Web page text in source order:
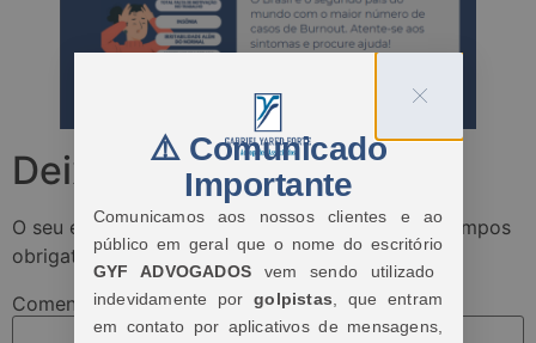
Deixe um comentário
O seu endereço de e-mail não será publicado. Campos
obrigatórios são marcados com*
Comentário*
⚠️ Comunicado
Importante
Comunicamos aos nossos clientes e ao
público em geral que o nome do escritório
GYF ADVOGADOS vem sendo utilizado
indevidamente por golpistas, que entram
em contato por aplicativos de mensagens,